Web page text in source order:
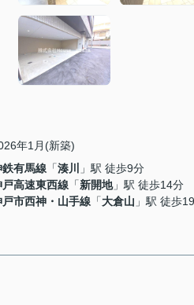
年1月(新築)
鉄有馬線 「湊川
」駅 徒歩9分
戸高速東西線 「新開地」駅 徒歩14分
戸市西神・山手線 「大倉山 」駅 徒歩